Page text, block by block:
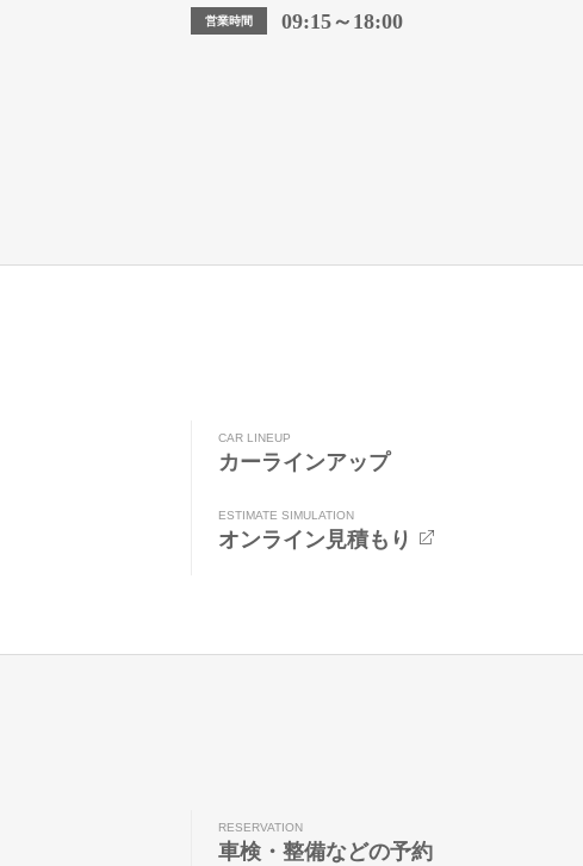
営業時間 09:15～18:00
CAR LINEUP
カーラインアップ
ESTIMATE SIMULATION
オンライン見積もり
RESERVATION
車検・整備などの予約